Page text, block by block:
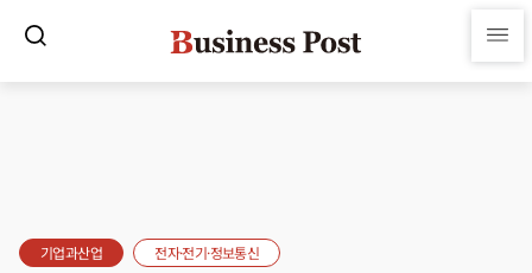
기업과산업 전자·전기·정보통신